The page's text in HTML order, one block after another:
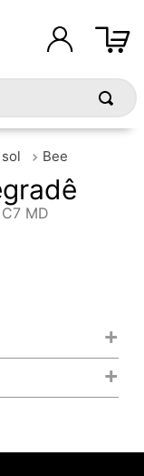
Bee
MD
+
+